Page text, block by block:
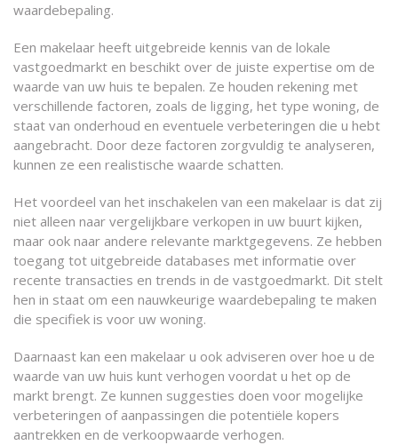
waardebepaling.
Een makelaar heeft uitgebreide kennis van de lokale
vastgoedmarkt en beschikt over de juiste expertise om de
waarde van uw huis te bepalen. Ze houden rekening met
verschillende factoren, zoals de ligging, het type woning, de
staat van onderhoud en eventuele verbeteringen die u hebt
aangebracht. Door deze factoren zorgvuldig te analyseren,
kunnen ze een realistische waarde schatten.
Het voordeel van het inschakelen van een makelaar is dat zij
niet alleen naar vergelijkbare verkopen in uw buurt kijken,
maar ook naar andere relevante marktgegevens. Ze hebben
toegang tot uitgebreide databases met informatie over
recente transacties en trends in de vastgoedmarkt. Dit stelt
hen in staat om een nauwkeurige waardebepaling te maken
die specifiek is voor uw woning.
Daarnaast kan een makelaar u ook adviseren over hoe u de
waarde van uw huis kunt verhogen voordat u het op de
markt brengt. Ze kunnen suggesties doen voor mogelijke
verbeteringen of aanpassingen die potentiële kopers
aantrekken en de verkoopwaarde verhogen.